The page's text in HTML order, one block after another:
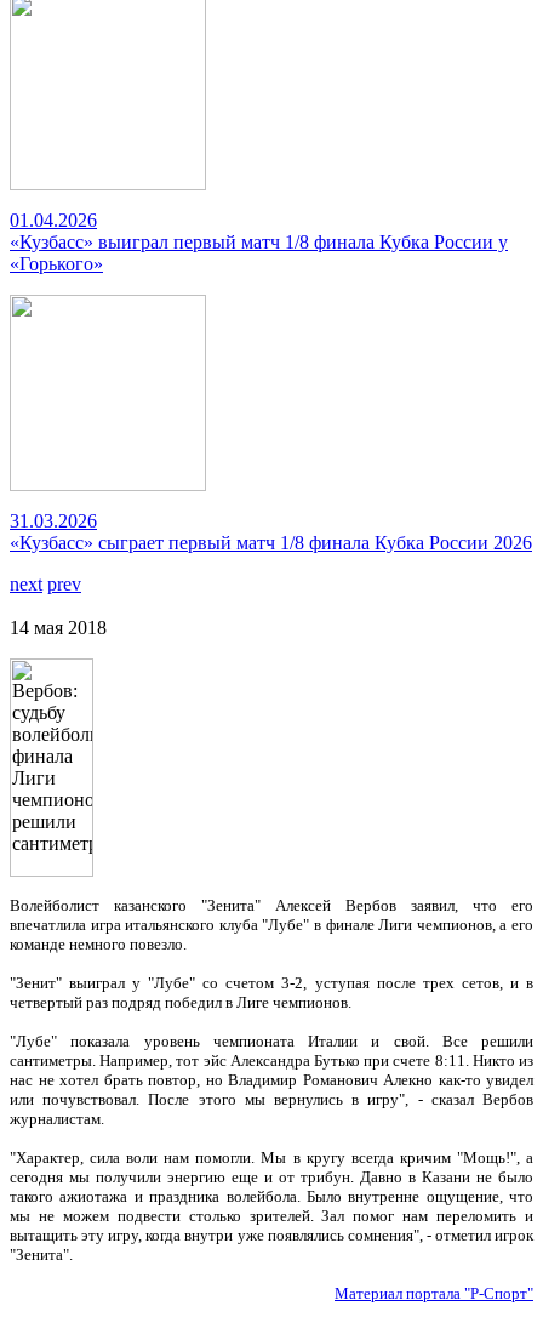
01.04.2026
«Кузбасс» выиграл первый матч 1/8 финала Кубка России у
«Горького»
31.03.2026
«Кузбасс» сыграет первый матч 1/8 финала Кубка России 2026
next prev
14 мая 2018
Волейболист казанского "Зенита" Алексей Вербов заявил, что его
впечатлила игра итальянского клуба "Лубе" в финале Лиги чемпионов, а его
команде немного повезло.
"Зенит" выиграл у "Лубе" со счетом 3-2, уступая после трех сетов, и в
четвертый раз подряд победил в Лиге чемпионов.
"Лубе" показала уровень чемпионата Италии и свой. Все решили
сантиметры. Например, тот эйс Александра Бутько при счете 8:11. Никто из
нас не хотел брать повтор, но Владимир Романович Алекно как-то увидел
или почувствовал. После этого мы вернулись в игру", - сказал Вербов
журналистам.
"Характер, сила воли нам помогли. Мы в кругу всегда кричим "Мощь!", а
сегодня мы получили энергию еще и от трибун. Давно в Казани не было
такого ажиотажа и праздника волейбола. Было внутренне ощущение, что
мы не можем подвести столько зрителей. Зал помог нам переломить и
вытащить эту игру, когда внутри уже появлялись сомнения", - отметил игрок
"Зенита".
Материал портала "Р-Спорт"